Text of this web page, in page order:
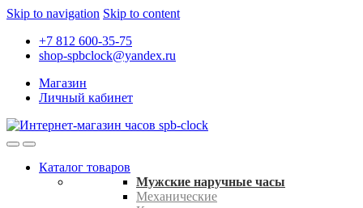
Skip to navigation Skip to content
+7 812 600-35-75
shop-spbclock@yandex.ru
Магазин
Личный кабинет
Каталог товаров
Мужские наручные часы
Механические